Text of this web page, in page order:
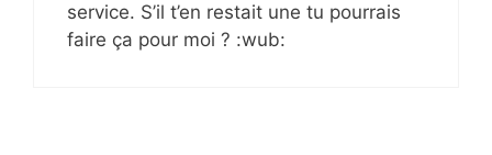
service. S’il t’en restait une tu pourrais
faire ça pour moi ? :wub: